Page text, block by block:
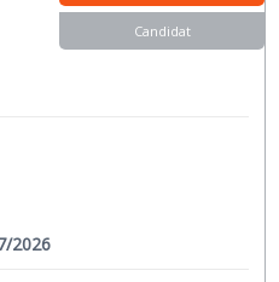
2026
Candidat